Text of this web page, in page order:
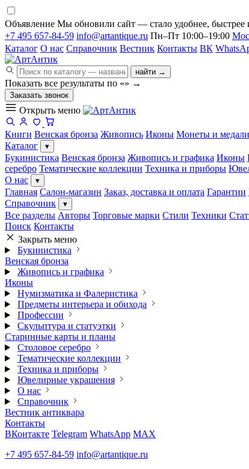
Объявление Мы обновили сайт — стало удобнее, быстрее
+7 495 657-84-59 info@artantique.ru Пн–Пт 10:00–19:00
Каталог О нас Справочник Вестник Контакты ВК
найти →
Показать все результаты по «» →
Заказать звонок
Открыть меню
Книги Венская бронза Живопись Иконы Монеты и медали
Каталог
▾
Букинистика Венская бронза Живопись и графика Иконы
серебро Тематические коллекции Техника и приборы
О нас
▾
Главная Салон-магазин Заказ, доставка и оплата Гарантии
Справочник
▾
Все разделы Авторы Торговые марки Стили Техники
Поиск Контакты
Закрыть меню
Букинистика
Венская бронза
Живопись и графика
Иконы
Нумизматика и Фалеристика
Предметы интерьера и обихода
Профессии
Скульптура и статуэтки
Старинные карты и планы
Столовое серебро
Тематические коллекции
Техника и приборы
Ювелирные украшения
О нас
Справочник
Вестник антиквара
Контакты
ВКонтакте Telegram WhatsApp MAX
+7 495 657-84-59 info@artantique.ru